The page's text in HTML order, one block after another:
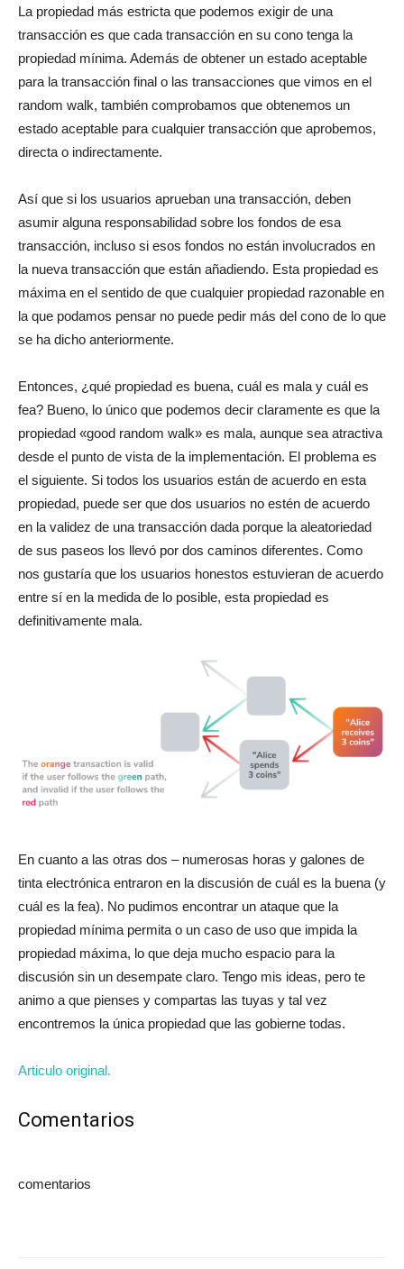
La propiedad más estricta que podemos exigir de una
transacción es que cada transacción en su cono tenga la
propiedad mínima. Además de obtener un estado aceptable
para la transacción final o las transacciones que vimos en el
random walk, también comprobamos que obtenemos un
estado aceptable para cualquier transacción que aprobemos,
directa o indirectamente.
Así que si los usuarios aprueban una transacción, deben
asumir alguna responsabilidad sobre los fondos de esa
transacción, incluso si esos fondos no están involucrados en
la nueva transacción que están añadiendo. Esta propiedad es
máxima en el sentido de que cualquier propiedad razonable en
la que podamos pensar no puede pedir más del cono de lo que
se ha dicho anteriormente.
Entonces, ¿qué propiedad es buena, cuál es mala y cuál es
fea? Bueno, lo único que podemos decir claramente es que la
propiedad «good random walk» es mala, aunque sea atractiva
desde el punto de vista de la implementación. El problema es
el siguiente. Si todos los usuarios están de acuerdo en esta
propiedad, puede ser que dos usuarios no estén de acuerdo
en la validez de una transacción dada porque la aleatoriedad
de sus paseos los llevó por dos caminos diferentes. Como
nos gustaría que los usuarios honestos estuvieran de acuerdo
entre sí en la medida de lo posible, esta propiedad es
definitivamente mala.
En cuanto a las otras dos – numerosas horas y galones de
tinta electrónica entraron en la discusión de cuál es la buena (y
cuál es la fea). No pudimos encontrar un ataque que la
propiedad mínima permita o un caso de uso que impida la
propiedad máxima, lo que deja mucho espacio para la
discusión sin un desempate claro. Tengo mis ideas, pero te
animo a que pienses y compartas las tuyas y tal vez
encontremos la única propiedad que las gobierne todas.
Articulo original.
Comentarios
comentarios